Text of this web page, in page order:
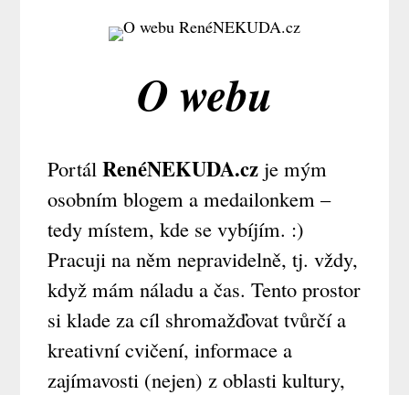
O webu
PortálRenéNEKUDA.cz je mým
osobním blogem a medailonkem –
tedy místem, kde se vybíjím. :)
Pracuji na něm nepravidelně, tj. vždy,
když mám náladu a čas. Tento prostor
si klade za cíl shromažďovat tvůrčí a
kreativní cvičení, informace a
zajímavosti (nejen) z oblasti kultury,